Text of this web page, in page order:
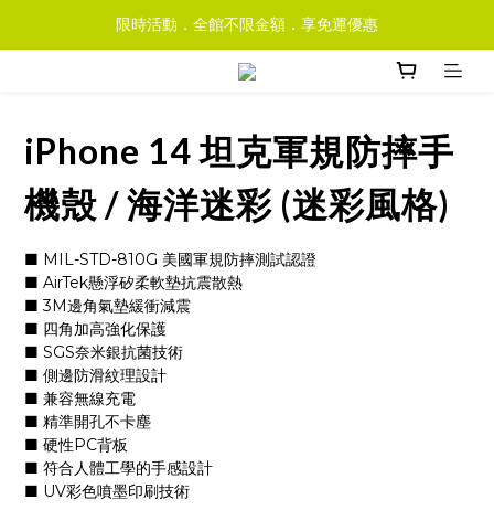
限時活動．全館不限金額．享免運優惠
iPhone 14 坦克軍規防摔手
機殼 / 海洋迷彩 (迷彩風格)
■ MIL-STD-810G 美國軍規防摔測試認證
■ AirTek懸浮矽柔軟墊抗震散熱
■ 3M邊角氣墊緩衝減震
■ 四角加高強化保護
■ SGS奈米銀抗菌技術
■ 側邊防滑紋理設計
■ 兼容無線充電
■ 精準開孔不卡塵
■ 硬性PC背板
■ 符合人體工學的手感設計
■ UV彩色噴墨印刷技術